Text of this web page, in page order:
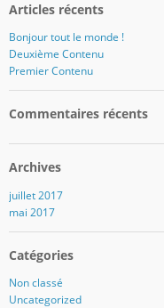
Articles récents
Bonjour tout le monde !
Deuxième Contenu
Premier Contenu
Commentaires récents
Archives
juillet 2017
mai 2017
Catégories
Non classé
Uncategorized